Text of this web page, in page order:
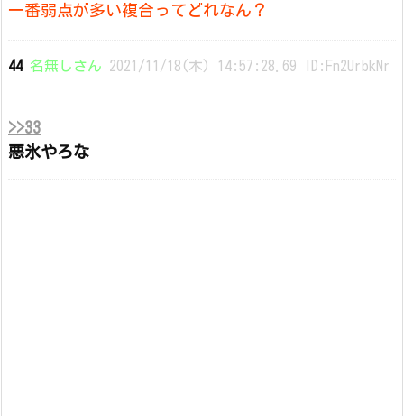
一番弱点が多い複合ってどれなん？
44 名無しさん 2021/11/18(木) 14:57:28.69 ID:Fn2UrbkNr
>>33
悪氷やろな